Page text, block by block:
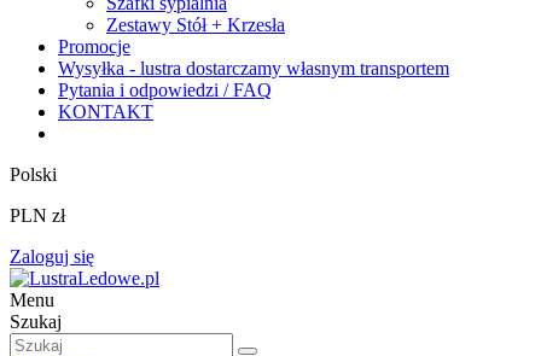
Zestawy Stół + Krzesła
Promocje
Wysyłka - lustra dostarczamy własnym transportem
Pytania i odpowiedzi / FAQ
KONTAKT
Polski
PLN zł
Zaloguj się
Menu
Szukaj